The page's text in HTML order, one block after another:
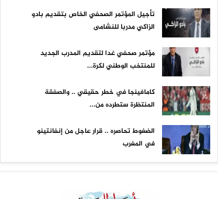
تأجيل المؤتمر الصحفي الخاص بتقديم بادو
الزاكي مدربا للنشامى
مؤتمر صحفي غدا لتقديم المدرب الجديد
للمنتخب الوطني لكرة...
كامافينجا في خطر حقيقي .. والصفقة
المنتظرة ستطرده من...
الضغوط تحاصره .. قرار عاجل من إنفانتينو
في المغرب